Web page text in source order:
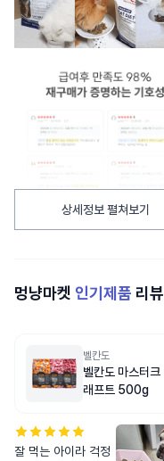
상세정보 펼쳐보기
멍냥마켓 인기제품 리뷰
벨칸도
벨칸도 마스터크
래프트 500g
잘 먹는 아이라 걱정